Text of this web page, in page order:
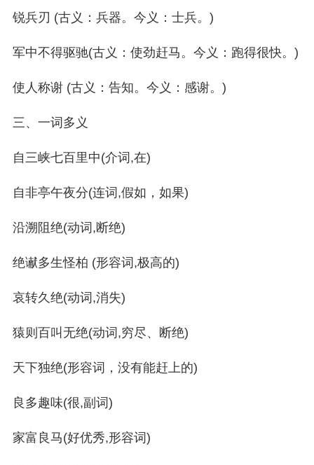
锐兵刃 (古义：兵器。今义：士兵。)
军中不得驱驰(古义：使劲赶马。今义：跑得很快。)
使人称谢 (古义：告知。今义：感谢。)
三、一词多义
自三峡七百里中(介词,在)
自非亭午夜分(连词,假如，如果)
沿溯阻绝(动词,断绝)
绝谳多生怪柏 (形容词,极高的)
哀转久绝(动词,消失)
猿则百叫无绝(动词,穷尽、断绝)
天下独绝(形容词，没有能赶上的)
良多趣味(很,副词)
家富良马(好优秀,形容词)